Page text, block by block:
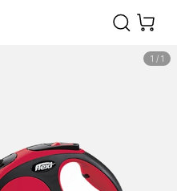
1 / 1